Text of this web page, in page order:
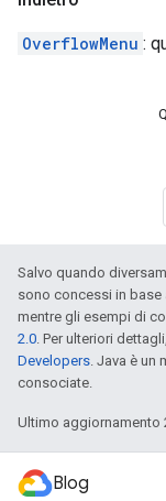
OverflowMenu :
Salvo quando
sono concessi in base
mentre gli esempi di
2.0. Per ulteriori
Developers. Java è un
consociate.
Ultimo aggiornamento
Blog